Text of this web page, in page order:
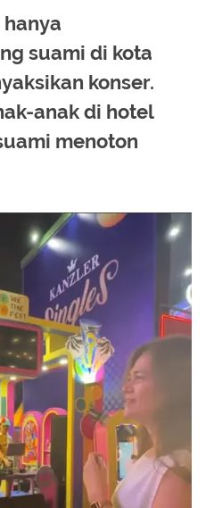
suami di kota
konser.
anak di hotel
menoton